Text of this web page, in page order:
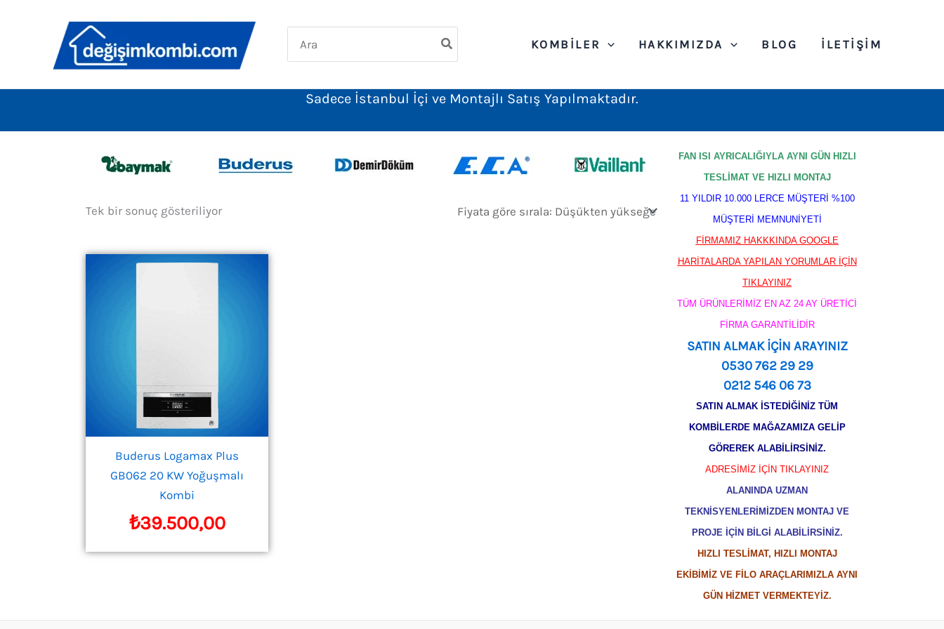
for:
KOMBILER HAKKIMIZDA BLOG İLETIŞIM
Sadece İstanbul İçi ve Montajlı Satış Yapılmaktadır.
Tek bir sonuç gösteriliyor
Buderus Logamax Plus
GB062 20 KW Yoğuşmalı
Kombi
₺39.500,00
FAN ISI AYRICALIĞIYLA AYNI GÜN HIZLI
TESLİMAT VE HIZLI MONTAJ
11 YILDIR 10.000 LERCE MÜŞTERİ %100
MÜŞTERİ MEMNUNİYETİ
FİRMAMIZ HAKKKINDA GOOGLE
HARİTALARDA YAPILAN YORUMLAR İÇİN
TIKLAYINIZ
TÜM ÜRÜNLERİMİZ EN AZ 24 AY ÜRETİCİ
FİRMA GARANTİLİDİR
SATIN ALMAK İÇİN ARAYINIZ
0530 762 29 29
0212 546 06 73
SATIN ALMAK İSTEDİĞİNİZ TÜM
KOMBİLERDE MAĞAZAMIZA GELİP
GÖREREK ALABİLİRSİNİZ.
ADRESİMİZ İÇİN TIKLAYINIZ
ALANINDA UZMAN
TEKNİSYENLERİMİZDEN MONTAJ VE
PROJE İÇİN BİLGİ ALABİLİRSİNİZ.
HIZLI TESLİMAT, HIZLI MONTAJ
EKİBİMİZ VE FİLO ARAÇLARIMIZLA AYNI
GÜN HİZMET VERMEKTEYİZ.